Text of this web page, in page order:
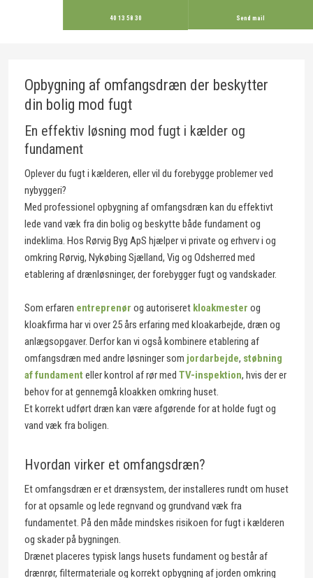
40 13 58 30 Send mail
Opbygning af omfangsdræn der beskytter
din bolig mod fugt
En effektiv løsning mod fugt i kælder og
fundament
Oplever du fugt i kælderen, eller vil du forebygge problemer ved
nybyggeri?
Med professionel opbygning af omfangsdræn kan du effektivt
lede vand væk fra din bolig og beskytte både fundament og
indeklima. Hos Rørvig Byg ApS hjælper vi private og erhverv i og
omkring Rørvig, Nykøbing Sjælland, Vig og Odsherred med
etablering af drænløsninger, der forebygger fugt og vandskader.
Som erfaren entreprenør og autoriseret kloakmester og
kloakfirma har vi over 25 års erfaring med kloakarbejde, dræn og
anlægsopgaver. Derfor kan vi også kombinere etablering af
omfangsdræn med andre løsninger som jordarbejde, støbning
af fundament eller kontrol af rør med TV-inspektion, hvis der er
behov for at gennemgå kloakken omkring huset.
Et korrekt udført dræn kan være afgørende for at holde fugt og
vand væk fra boligen.
Hvordan virker et omfangsdræn?
Et omfangsdræn er et drænsystem, der installeres rundt om huset
for at opsamle og lede regnvand og grundvand væk fra
fundamentet. På den måde mindskes risikoen for fugt i kælderen
og skader på bygningen.
Drænet placeres typisk langs husets fundament og består af
drænrør, filtermateriale og korrekt opbygning af jorden omkring